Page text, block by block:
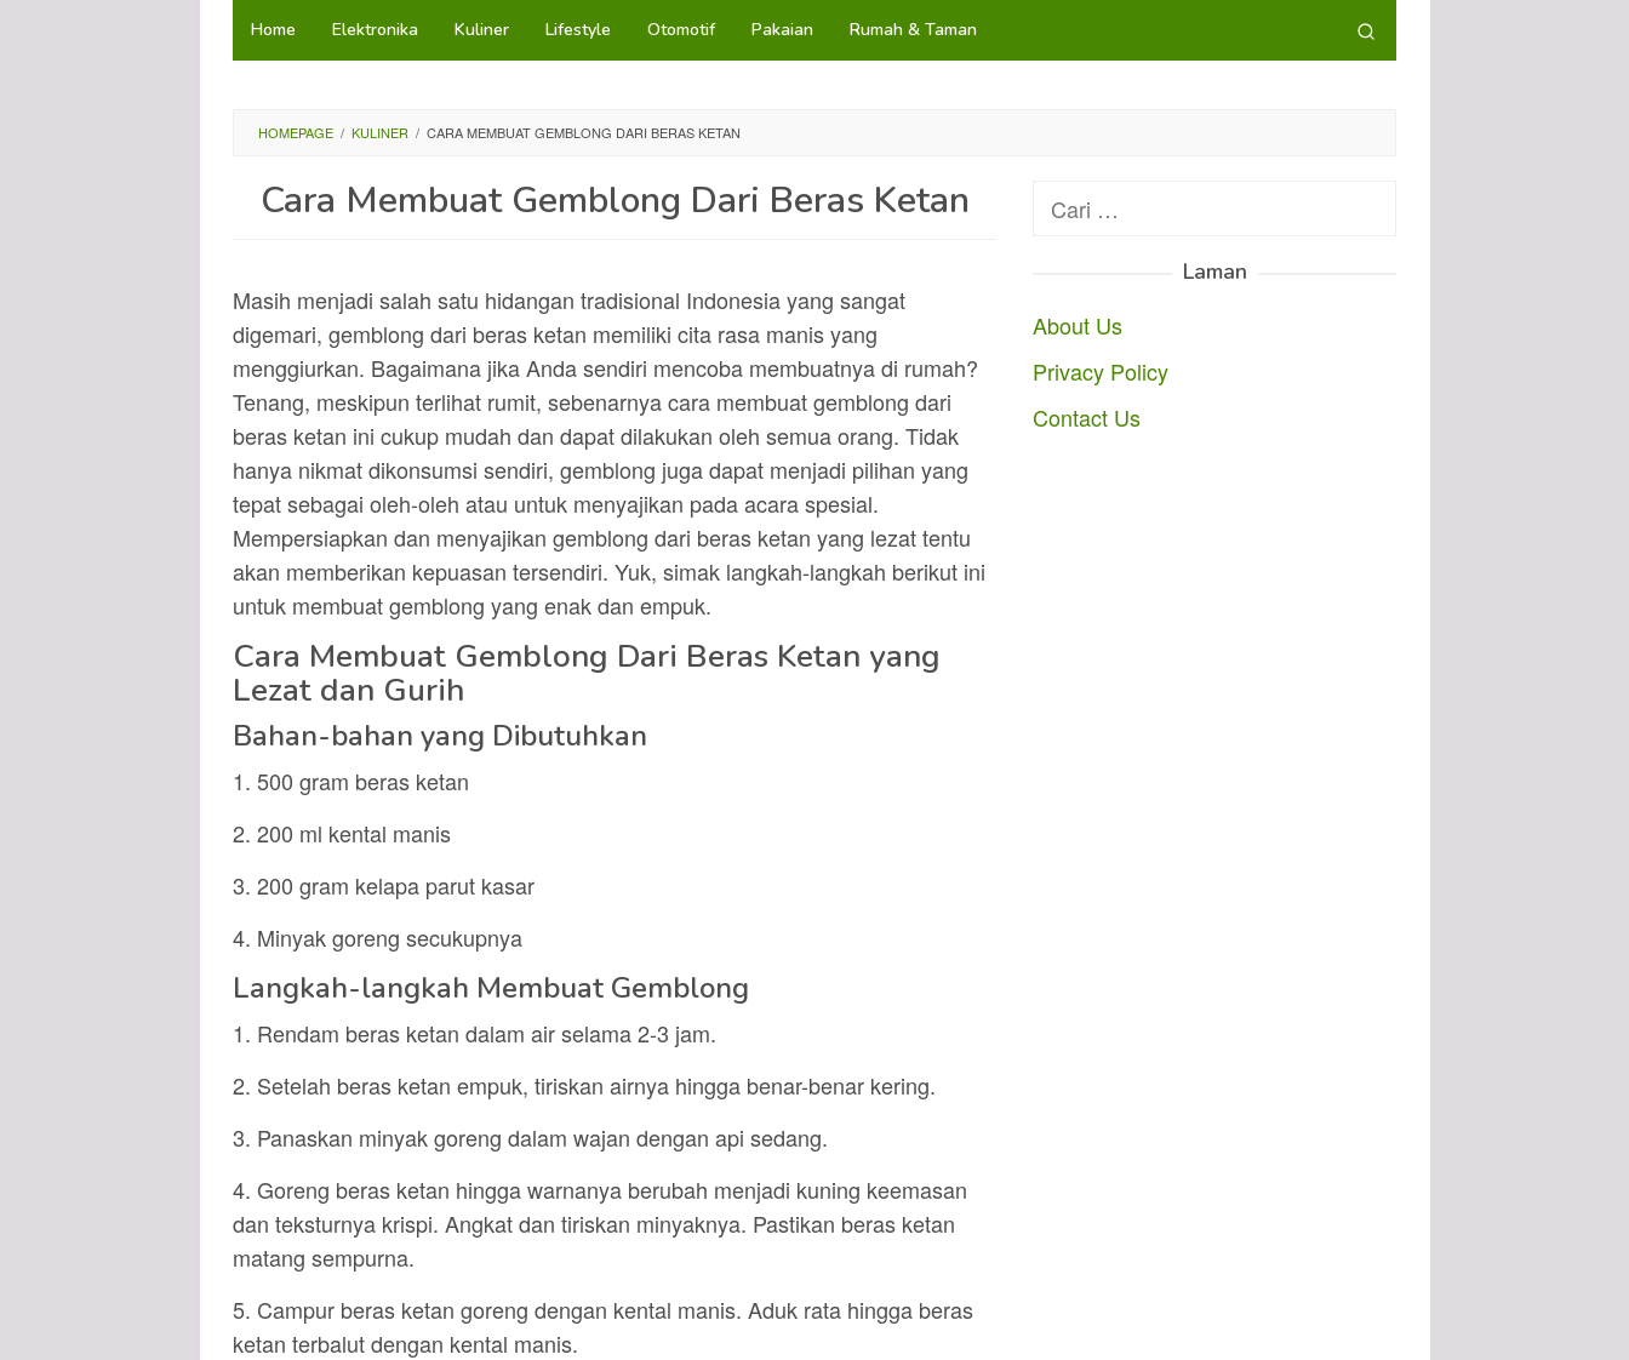
LoncatHome Elektronika Kuliner Lifestyle Otomotif Pakaian Rumah & Taman
HOMEPAGE / KULINER / CARA MEMBUAT GEMBLONG DARI BERAS KETAN
Cara Membuat Gemblong Dari Beras Ketan
Masih menjadi salah satu hidangan tradisional Indonesia yang sangat
digemari, gemblong dari beras ketan memiliki cita rasa manis yang
menggiurkan. Bagaimana jika Anda sendiri mencoba membuatnya di rumah?
Tenang, meskipun terlihat rumit, sebenarnya cara membuat gemblong dari
beras ketan ini cukup mudah dan dapat dilakukan oleh semua orang. Tidak
hanya nikmat dikonsumsi sendiri, gemblong juga dapat menjadi pilihan yang
tepat sebagai oleh-oleh atau untuk menyajikan pada acara spesial.
Mempersiapkan dan menyajikan gemblong dari beras ketan yang lezat tentu
akan memberikan kepuasan tersendiri. Yuk, simak langkah-langkah berikut ini
untuk membuat gemblong yang enak dan empuk.
Cara Membuat Gemblong Dari Beras Ketan yang
Lezat dan Gurih
Bahan-bahan yang Dibutuhkan
1. 500 gram beras ketan
2. 200 ml kental manis
3. 200 gram kelapa parut kasar
4. Minyak goreng secukupnya
Langkah-langkah Membuat Gemblong
1. Rendam beras ketan dalam air selama 2-3 jam.
2. Setelah beras ketan empuk, tiriskan airnya hingga benar-benar kering.
3. Panaskan minyak goreng dalam wajan dengan api sedang.
4. Goreng beras ketan hingga warnanya berubah menjadi kuning keemasan
dan teksturnya krispi. Angkat dan tiriskan minyaknya. Pastikan beras ketan
matang sempurna.
5. Campur beras ketan goreng dengan kental manis. Aduk rata hingga beras
ketan terbalut dengan kental manis.
Cari
Laman
About Us
Privacy Policy
Contact Us